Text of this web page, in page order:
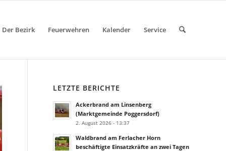
Der Bezirk Feuerwehren Kalender Service
LETZTE BERICHTE
Ackerbrand am Linsenberg
(Marktgemeinde Poggersdorf)
2. August 2026 - 13:37
Waldbrand am Ferlacher Horn
beschäftigte Einsatzkräfte an zwei Tagen